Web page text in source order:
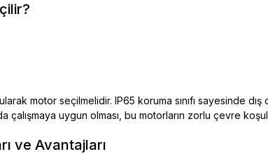
motor seçilmelidir. IP65 koruma sınıfı sayesinde
çalışmaya uygun olması, bu motorların zorlu çevre
ve Avantajları